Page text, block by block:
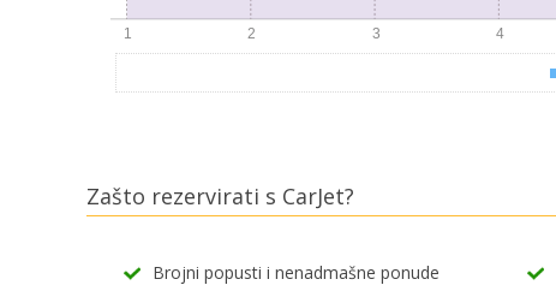
Zašto rezervirati s CarJet?
Brojni popusti i nenadmašne ponude